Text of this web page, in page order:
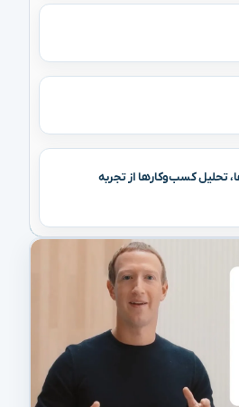
تحلیل کسب‌وکارها از تجربه